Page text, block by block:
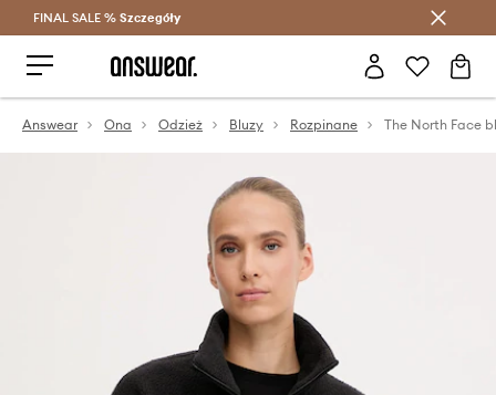
Oszczędzaj z Answear Club >
FINAL SALE % Szczegóły
Answear Ona Odzież Bluzy Rozpinane